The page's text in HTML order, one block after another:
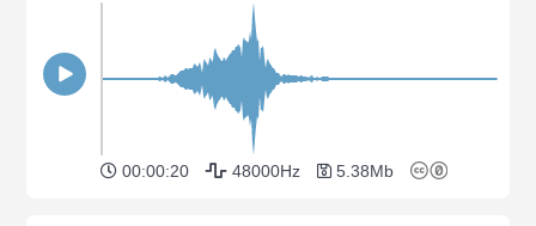
00:00:20 48000Hz 5.38Mb